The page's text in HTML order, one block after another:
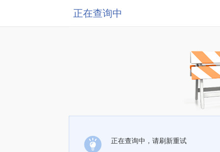
正在查询中
正在查询中，请刷新重试